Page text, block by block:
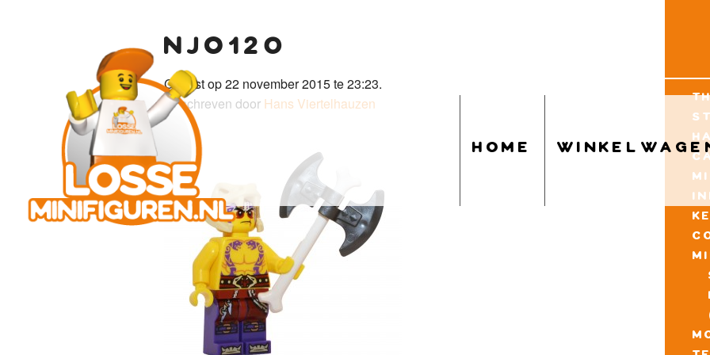
home
njo120
Gepost op 22 november 2015 te 23:23.
Geschreven door Hans Viertelhauzen